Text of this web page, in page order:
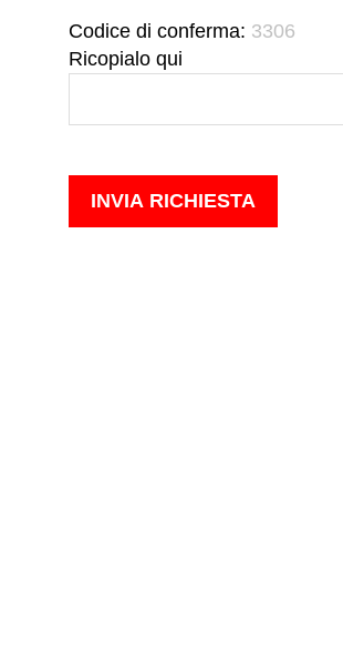
Codice di conferma: 3306
Ricopialo qui